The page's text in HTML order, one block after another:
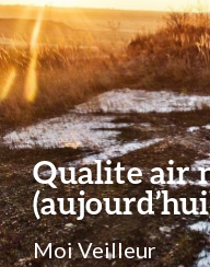
Qualite air
Moi Veilleur